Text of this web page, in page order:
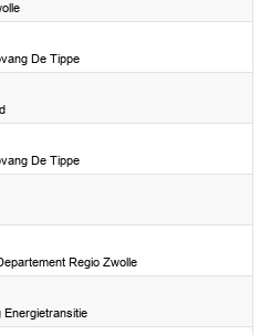
De Tippe
De Tippe
Regio Zwolle